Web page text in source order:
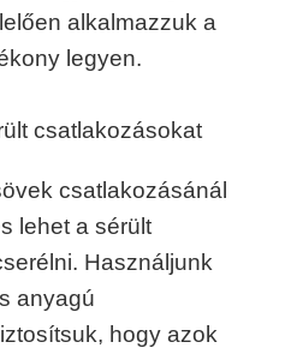
alkalmazzuk a
legyen.
csatlakozásokat
csatlakozásánál
lehet a sérült
Használjunk
anyagú
hogy azok